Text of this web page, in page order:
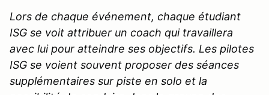
Lors de chaque événement, chaque étudiant
ISG se voit attribuer un coach qui travaillera
avec lui pour atteindre ses objectifs. Les pilotes
ISG se voient souvent proposer des séances
supplémentaires sur piste en solo et la